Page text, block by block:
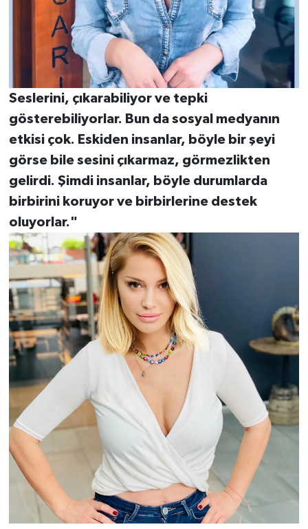
Seslerini, çıkarabiliyor ve tepki
gösterebiliyorlar. Bun da sosyal medyanın
etkisi çok. Eskiden insanlar, böyle bir şeyi
görse bile sesini çıkarmaz, görmezlikten
gelirdi. Şimdi insanlar, böyle durumlarda
birbirini koruyor ve birbirlerine destek
oluyorlar."